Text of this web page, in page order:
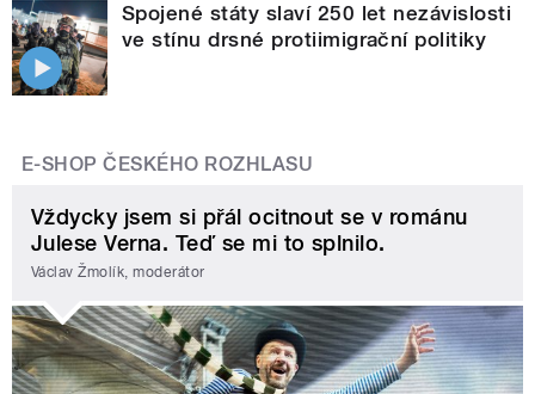
Spojené státy slaví 250 let nezávislosti
ve stínu drsné protiimigrační politiky
E-SHOP ČESKÉHO ROZHLASU
Vždycky jsem si přál ocitnout se v románu
Julese Verna. Teď se mi to splnilo.
Václav Žmolík, moderátor